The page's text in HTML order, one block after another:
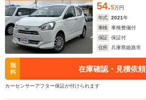
54.5万円
年式
2021年
車検
車検整備付
保証
保証付
住所
兵庫県姫路市
無
料
在庫確認・見積依頼
カーセンサーアフター保証が付けられます